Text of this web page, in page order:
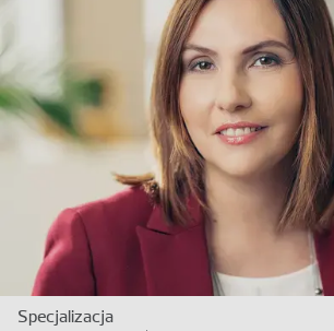
Specjalizacja